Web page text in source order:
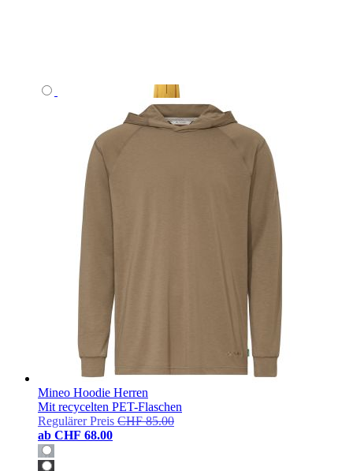
Mineo Hoodie Herren
Mit recycelten PET-Flaschen
Regulärer Preis CHF 85.00
ab CHF 68.00